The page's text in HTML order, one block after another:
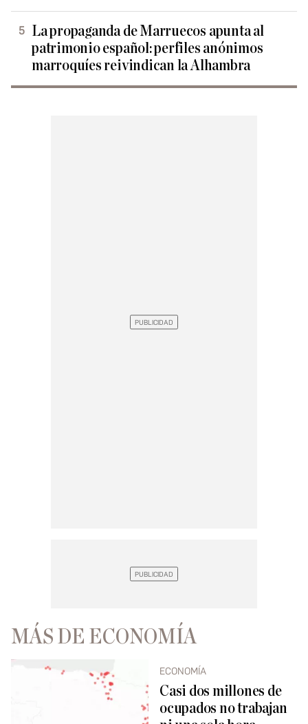
La propaganda de Marruecos apunta al
patrimonio español: perfiles anónimos
marroquíes reivindican la Alhambra
MÁS DE ECONOMÍA
ECONOMÍA
Casi dos millones de
ocupados no trabajan